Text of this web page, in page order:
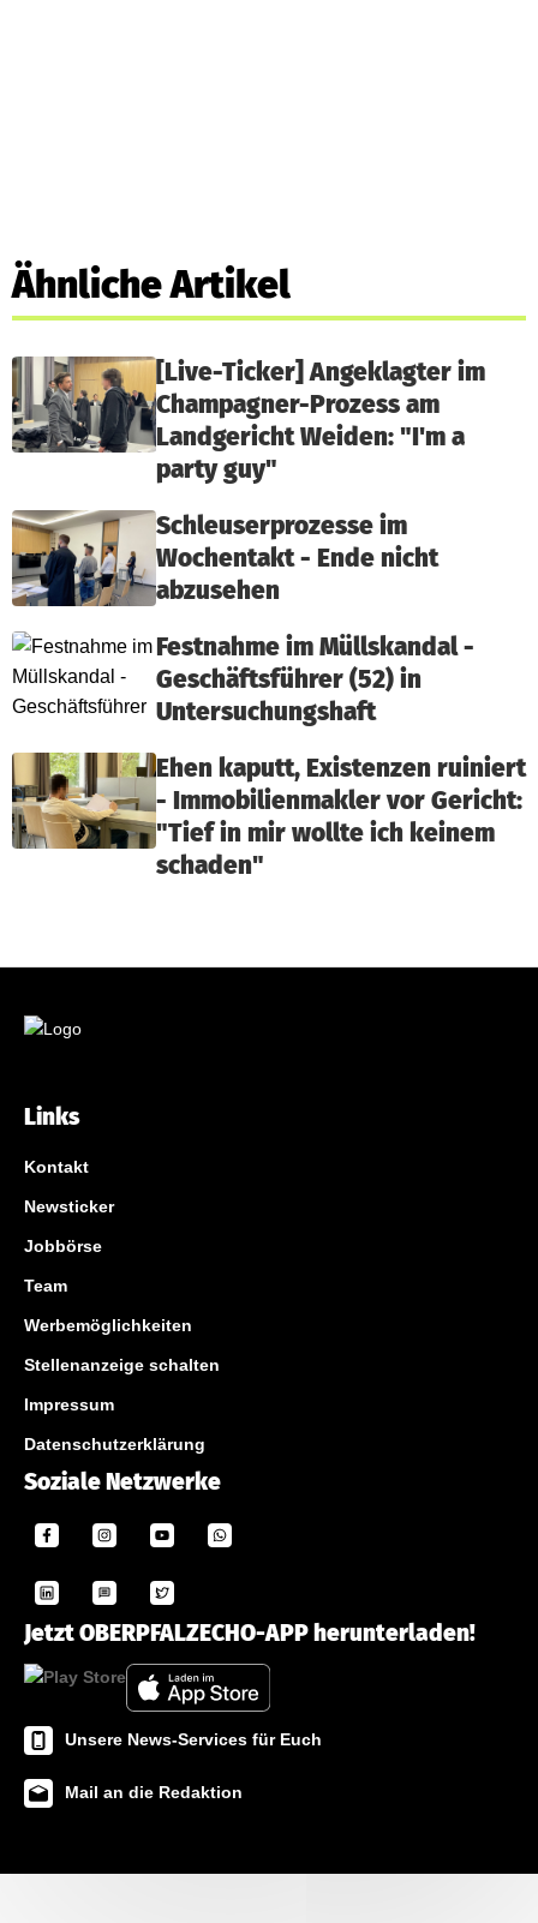
Ähnliche Artikel
[Live-Ticker] Angeklagter im
Champagner-Prozess am
Landgericht Weiden: "I'm a
party guy"
Schleuserprozesse im
Wochentakt - Ende nicht
abzusehen
Festnahme im Müllskandal -
Geschäftsführer (52) in
Untersuchungshaft
Ehen kaputt, Existenzen ruiniert
- Immobilienmakler vor Gericht:
"Tief in mir wollte ich keinem
schaden"
Links
Kontakt
Newsticker
Jobbörse
Team
Werbemöglichkeiten
Stellenanzeige schalten
Impressum
Datenschutzerklärung
Soziale Netzwerke
Jetzt OBERPFALZECHO-APP herunterladen!
Unsere News-Services für Euch
Mail an die Redaktion